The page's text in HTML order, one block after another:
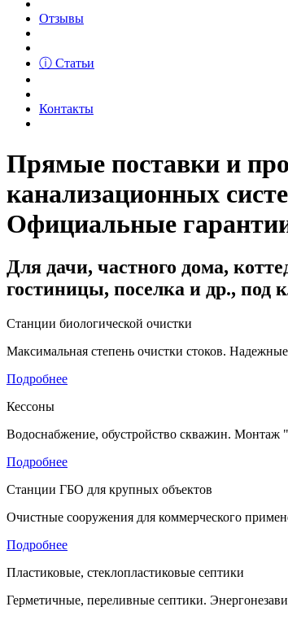
Отзывы
ⓘ Статьи
Контакты
Прямые поставки и
канализационных
Официальные
Для дачи, частного дома,
гостиницы, поселка и др., под
Станции биологической очистки
Максимальная степень очистки стоков.
Подробнее
Кессоны
Водоснабжение, обустройство скважин.
Подробнее
Станции ГБО для крупных объектов
Очистные сооружения для коммерческого
Подробнее
Пластиковые, стеклопластиковые септики
Герметичные, переливные септики.